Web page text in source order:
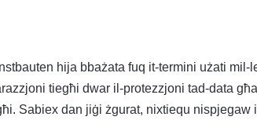
hija bbażata fuq it-termini użati
tiegħi dwar il-protezzjoni tad-data
Sabiex dan jiġi żgurat, nixtiequ nispjegaw